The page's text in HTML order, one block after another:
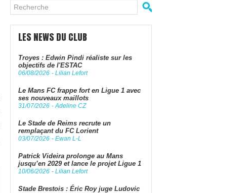
LES NEWS DU CLUB
Troyes : Edwin Pindi réaliste sur les
objectifs de l'ESTAC
06/08/2026 - Lilian Lefort
Le Mans FC frappe fort en Ligue 1 avec
ses nouveaux maillots
31/07/2026 -Adeline CZ
Le Stade de Reims recrute un
remplaçant du FC Lorient
03/07/2026 - Ewan L-L
Patrick Videira prolonge au Mans
jusqu’en 2029 et lance le projet Ligue 1
10/06/2026 - Lilian Lefort
Stade Brestois : Éric Roy juge Ludovic